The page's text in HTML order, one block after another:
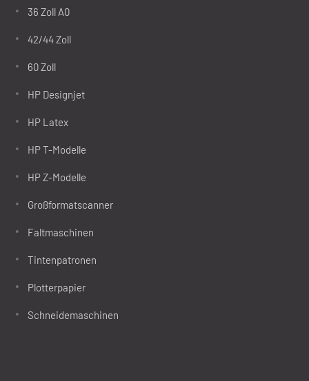
36 Zoll A0
42/44 Zoll
60 Zoll
HP Designjet
HP Latex
HP T-Modelle
HP Z-Modelle
Großformatscanner
Faltmaschinen
Tintenpatronen
Plotterpapier
Schneidemaschinen